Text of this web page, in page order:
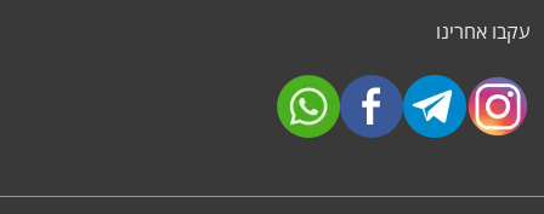
עקבו אחרינו